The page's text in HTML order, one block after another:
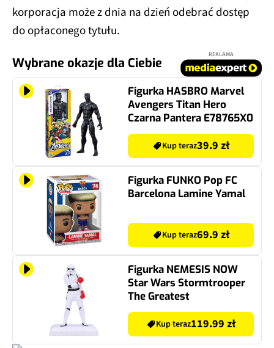
korporacja może z dnia na dzień odebrać dostęp
do opłaconego tytułu.
Wybrane okazje dla Ciebie
REKLAMA
Figurka HASBRO Marvel
Avengers Titan Hero
Czarna Pantera E78765X0
Kup teraz39.9 zł
Figurka FUNKO Pop FC
Barcelona Lamine Yamal
Kup teraz69.9 zł
Figurka NEMESIS NOW
Star Wars Stormtrooper
The Greatest
Kup teraz119.99 zł